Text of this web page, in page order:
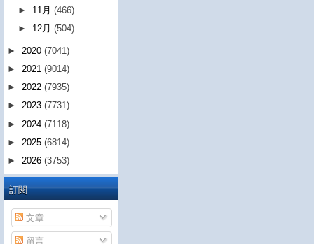
► 11月(466)
► 12月(504)
► 2020 (7041)
► 2021 (9014)
► 2022 (7935)
► 2023 (7731)
► 2024 (7118)
► 2025 (6814)
► 2026 (3753)
訂閱
文章
留言